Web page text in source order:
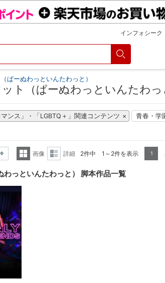
インフォシーク
ぱーぬわっといんたわっと）
ト（ぱーぬわっといんたわっ
マンス」・「LGBTQ＋」関連コンテンツ 青春・学
表示
画像
表示
詳細 2件中 1～2件を表示 1
っといんたわっと） 脚本作品一覧